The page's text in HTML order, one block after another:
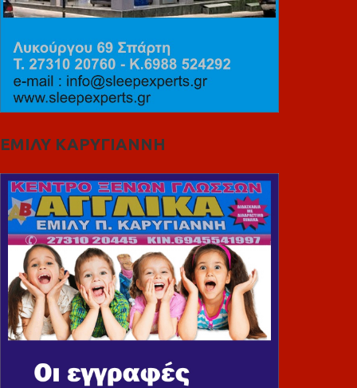
ΕΜΙΛΥ ΚΑΡΥΓΙΑΝΝΗ